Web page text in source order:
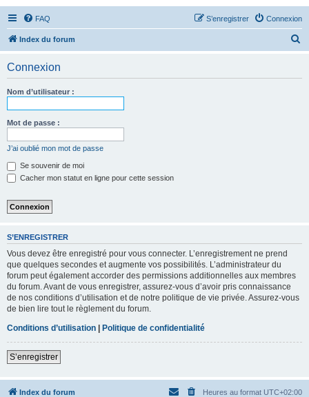
FAQ Connexion
S’enregistrer
Index du forum
Connexion
Nom d’utilisateur :
Mot de passe :
J’ai oublié mon mot de passe
Se souvenir de moi
Cacher mon statut en ligne pour cette session
S’ENREGISTRER
Vous devez être enregistré pour vous connecter. L’enregistrement ne prend
que quelques secondes et augmente vos possibilités. L’administrateur du
forum peut également accorder des permissions additionnelles aux membres
du forum. Avant de vous enregistrer, assurez-vous d’avoir pris connaissance
de nos conditions d’utilisation et de notre politique de vie privée. Assurez-vous
de bien lire tout le règlement du forum.
Conditions d’utilisation | Politique de confidentialité
S’enregistrer
Index du forum Heures au format UTC+02:00